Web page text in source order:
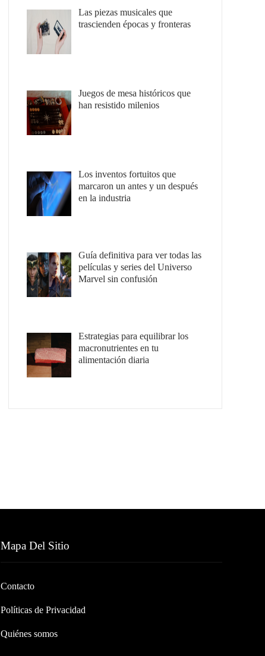
Las piezas musicales que
trascienden épocas y fronteras
Juegos de mesa históricos que
han resistido milenios
Los inventos fortuitos que
marcaron un antes y un después
en la industria
Guía definitiva para ver todas las
películas y series del Universo
Marvel sin confusión
Estrategias para equilibrar los
macronutrientes en tu
alimentación diaria
Mapa Del Sitio
Contacto
Políticas de Privacidad
Quiénes somos